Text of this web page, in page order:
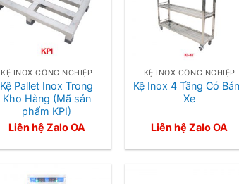
KỆ INOX CÔNG NGHIỆP
Kệ Pallet Inox Trong
Kho Hàng (Mã sản
phẩm KPI)
Liên hệ Zalo OA
KỆ INOX CÔNG NGHIỆP
Kệ Inox 4 Tầng Có
Xe
Liên hệ Zalo OA